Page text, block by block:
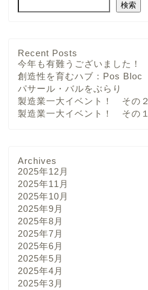
検索
Recent Posts
今年も有難うございました！
創造性を育むハブ：Pos Bloc
パサール・バルをぶらり
製造業一大イベント！ その２
製造業一大イベント！ その１
Archives
2025年12月
2025年11月
2025年10月
2025年9月
2025年8月
2025年7月
2025年6月
2025年5月
2025年4月
2025年3月